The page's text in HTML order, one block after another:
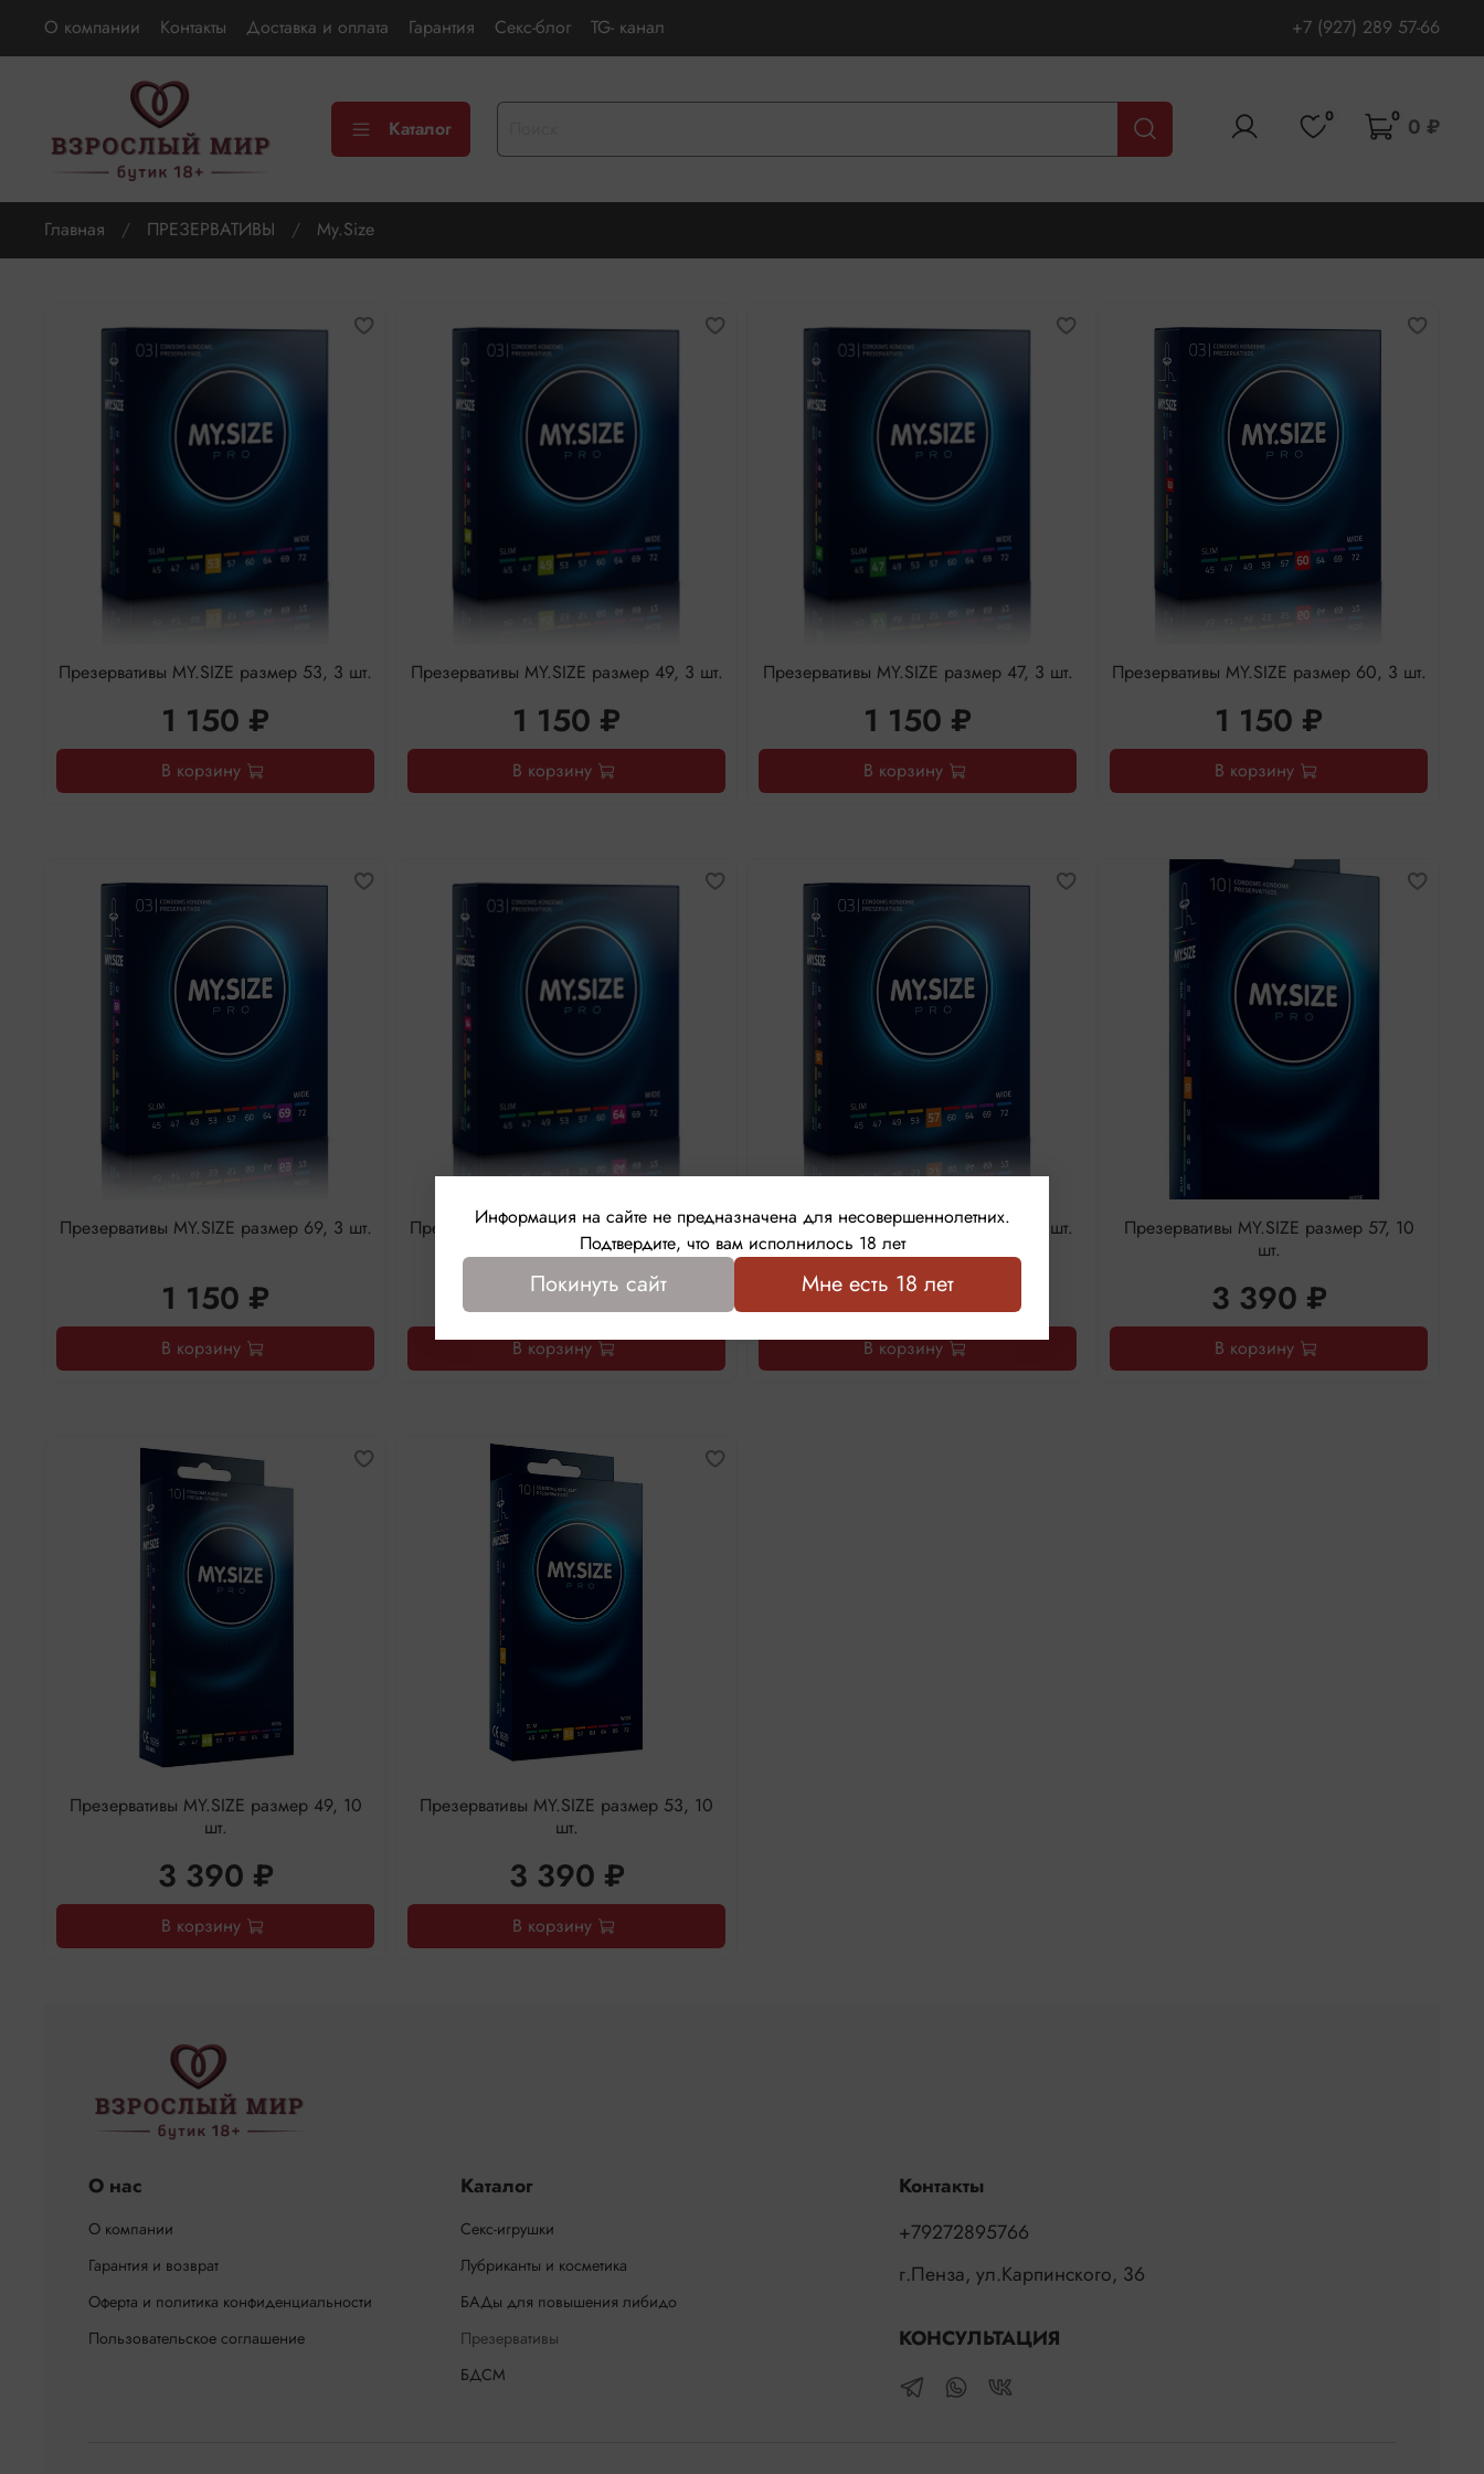
О компании Контакты Доставка и оплата Гарантия Секс-блог TG- канал +7 (927) 289 57-66
Каталог 0 0 0 ₽
Главная ПРЕЗЕРВАТИВЫ My.Size
Презервативы MY.SIZE размер 53, 3 шт.
1 150 ₽
В корзину
Презервативы MY.SIZE размер 49, 3 шт.
1 150 ₽
В корзину
Презервативы MY.SIZE размер 47, 3 шт.
1 150 ₽
В корзину
Презервативы MY.SIZE размер 60, 3 шт.
1 150 ₽
В корзину
Презервативы MY.SIZE размер 69, 3 шт.
1 150 ₽
В корзину
Презервативы MY.SIZE размер 64, 3 шт.
1 150 ₽
В корзину
Презервативы MY.SIZE размер 57, 3 шт.
1 150 ₽
В корзину
Презервативы MY.SIZE размер 57, 10
шт.
3 390 ₽
В корзину
Презервативы MY.SIZE размер 49, 10
шт.
3 390 ₽
В корзину
Презервативы MY.SIZE размер 53, 10
шт.
3 390 ₽
В корзину
О нас
О компании
Гарантия и возврат
Оферта и политика конфиденциальности
Пользовательское соглашение
Каталог
Секс-игрушки
Лубриканты и косметика
БАДы для повышения либидо
Презервативы
БДСМ
Контакты
+79272895766
г.Пенза, ул.Карпинского, 36
КОНСУЛЬТАЦИЯ
Информация на сайте не предназначена для несовершеннолетних.
Подтвердите, что вам исполнилось 18 лет
Покинуть сайт Мне есть 18 лет